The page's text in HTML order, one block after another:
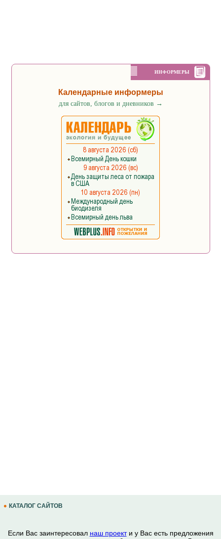
ИНФОРМЕРЫ
Календарные информеры
для сайтов, блогов и дневников →
КАТАЛОГ САЙТОВ
Если Вас заинтересовал наш проекти у Вас есть предложения